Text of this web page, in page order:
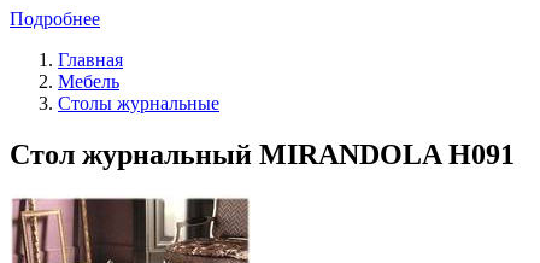
Подробнее
Главная
Мебель
Столы журнальные
Стол журнальный MIRANDOLA H091